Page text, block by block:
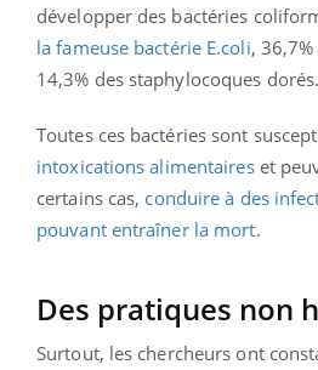
développer des bactéries
la fameuse bactérie E.coli,
14,3% des staphylocoques dorés.
Toutes ces bactéries sont
intoxications alimentaireset
certains cas, conduire à des
pouvant entraîner la mort.
Des pratiques non
Surtout, les chercheurs ont